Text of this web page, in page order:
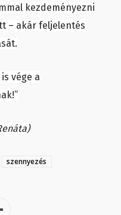
kezdeményezni
– akár feljelentés
vége a
szennyezés